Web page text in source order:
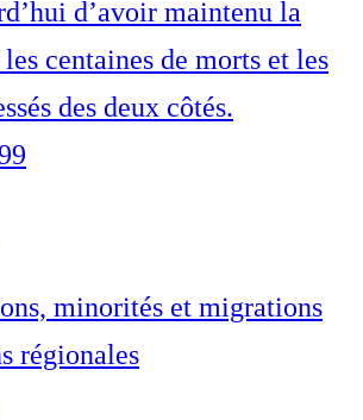
d’avoir maintenu la
centaines de morts et les
des deux côtés.
minorités et migrations
régionales